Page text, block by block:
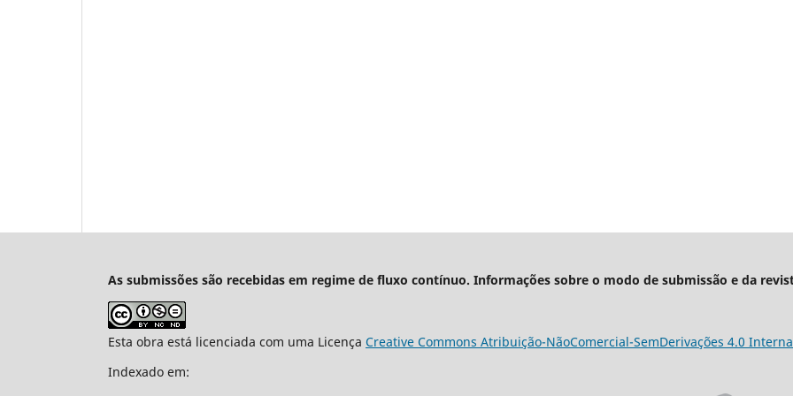
As submissões são recebidas em regime de fluxo contínuo. Informações sobre o modo de submissão e da
Esta obra está licenciada com uma Licença Creative Commons Atribuição-NãoComercial-SemDerivações 4.0
Indexado em: